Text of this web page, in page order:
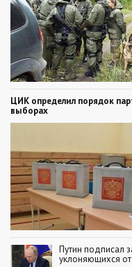
ЦИК определил порядок
выборах
Путин подписал
уклоняющихся от